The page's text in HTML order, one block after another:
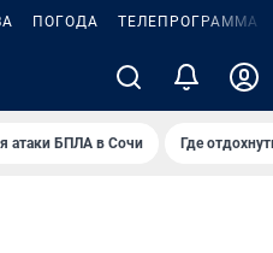
ПОГОДА ТЕЛЕПРОГРАММА
атаки БПЛА в Сочи Где